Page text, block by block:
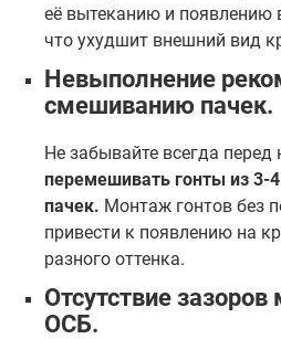
её вытеканию и появлению
что ухудшит внешний вид
Невыполнение
смешиванию пачек.
Не забывайте всегда
перемешивать гонты из 3-
пачек. Монтаж гонтов без
привести к появлению на
разного оттенка.
Отсутствие
ОСБ.